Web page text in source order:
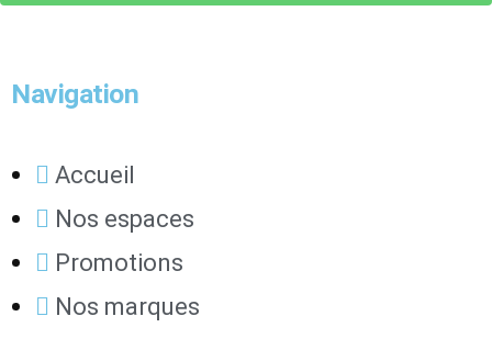
Navigation
Accueil
Nos espaces
Promotions
Nos marques